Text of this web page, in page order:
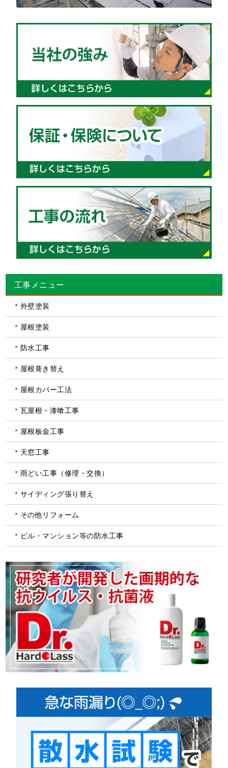
工事メニュー
外壁塗装
屋根塗装
防水工事
屋根葺き替え
屋根カバー工法
瓦屋根・漆喰工事
屋根板金工事
天窓工事
雨どい工事（修理・交換）
サイディング張り替え
その他リフォーム
ビル・マンション等の防水工事